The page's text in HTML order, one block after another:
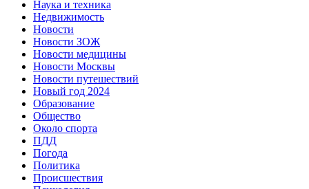
Наука и техника
Недвижимость
Новости
Новости ЗОЖ
Новости медицины
Новости Москвы
Новости путешествий
Новый год 2024
Образование
Общество
Около спорта
ПДД
Погода
Политика
Происшествия